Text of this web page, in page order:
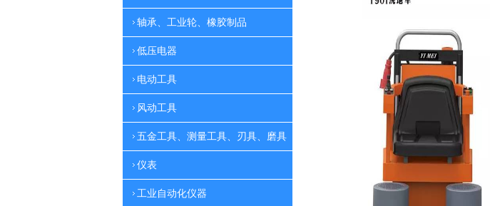
轴承、工业轮、橡胶制品
低压电器
电动工具
风动工具
五金工具、测量工具、刃具、磨具
仪表
工业自动化仪器